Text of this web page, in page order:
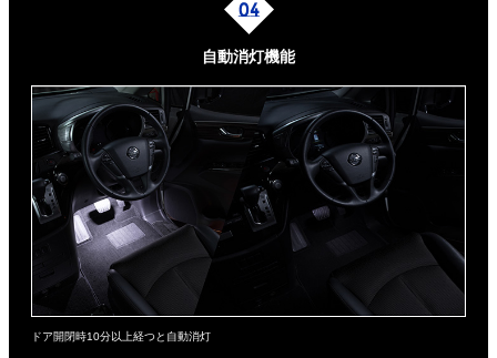
自動消灯機能
ドア開閉時10分以上経つと自動消灯